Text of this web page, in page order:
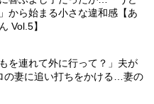
から始まる小さな違和感【あ
Vol.5】
を連れて外に行って？」夫が
の妻に追い打ちをかける…妻の